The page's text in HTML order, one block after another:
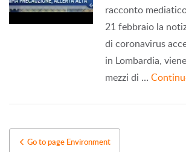
racconto
21 febbraio la
di coronavirus
in Lombardia,
mezzi di …
Go to page Environment